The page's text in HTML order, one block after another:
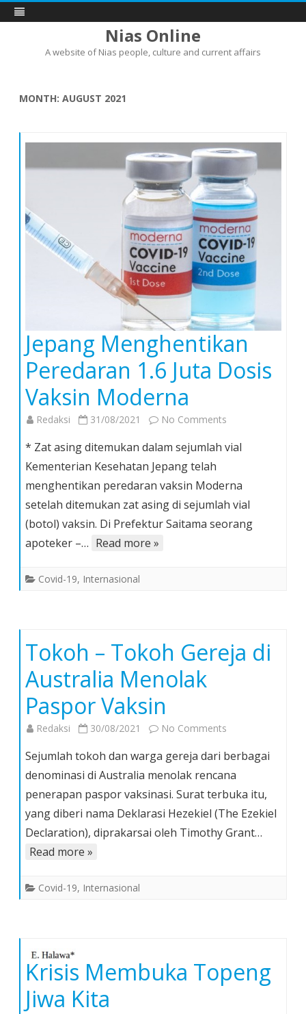
Nias Online
A website of Nias people, culture and current affairs
MONTH: AUGUST 2021
Jepang Menghentikan
Peredaran 1.6 Juta Dosis
Vaksin Moderna
Redaksi 31/08/2021 No Comments
Menghentikan
1.6
Juta
Dosis
* Zat asing ditemukan dalam sejumlah vial
Kementerian Kesehatan Jepang telah
menghentikan peredaran vaksin Moderna
setelah ditemukan zat asing di sejumlah vial
(botol) vaksin. Di Prefektur Saitama seorang
apoteker –… Read more »
Covid-19, Internasional
Tokoh – Tokoh Gereja di
Australia Menolak
Paspor Vaksin
Redaksi 30/08/2021 No Comments
–
Tokoh
Gereja
di
Australia
Sejumlah tokoh dan warga gereja dari berbagai
denominasi di Australia menolak rencana
penerapan paspor vaksinasi. Surat terbuka itu,
yang diberi nama Deklarasi Hezekiel (The Ezekiel
Declaration), diprakarsai oleh Timothy Grant…
Read more »
Covid-19, Internasional
Krisis Membuka Topeng
Jiwa Kita